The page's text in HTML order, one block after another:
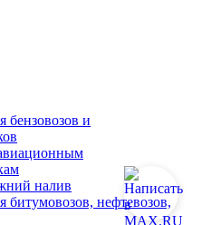
бензовозов и
налив
битумовозов, нефтевозов,